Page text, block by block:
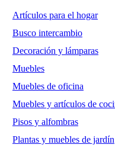
Artículos para el hogar
Busco intercambio
Decoración y lámparas
Muebles
Muebles de oficina
Muebles y artículos de
Pisos y alfombras
Plantas y muebles de jardín